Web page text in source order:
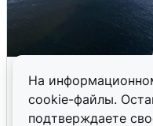
На
cookie-файлы.
подтверждаете
попадания и
6 августа 0